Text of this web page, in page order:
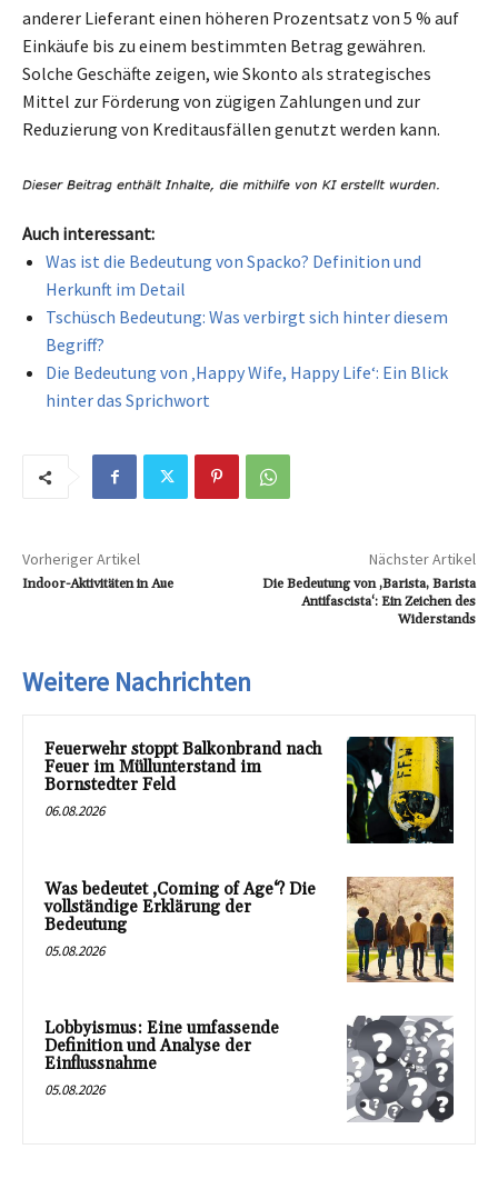
anderer Lieferant einen höheren Prozentsatz von 5 % auf
Einkäufe bis zu einem bestimmten Betrag gewähren.
Solche Geschäfte zeigen, wie Skonto als strategisches
Mittel zur Förderung von zügigen Zahlungen und zur
Reduzierung von Kreditausfällen genutzt werden kann.
Auch interessant:
Was ist die Bedeutung von Spacko? Definition und
Herkunft im Detail
Tschüsch Bedeutung: Was verbirgt sich hinter diesem
Begriff?
Die Bedeutung von ‚Happy Wife, Happy Life‘: Ein Blick
hinter das Sprichwort
Vorheriger Artikel
Indoor-Aktivitäten in Aue
Nächster Artikel
Die Bedeutung von ‚Barista, Barista
Antifascista‘: Ein Zeichen des
Widerstands
Weitere Nachrichten
Feuerwehr stoppt Balkonbrand nach
Feuer im Müllunterstand im
Bornstedter Feld
06.08.2026
Was bedeutet ‚Coming of Age‘? Die
vollständige Erklärung der
Bedeutung
05.08.2026
Lobbyismus: Eine umfassende
Definition und Analyse der
Einflussnahme
05.08.2026